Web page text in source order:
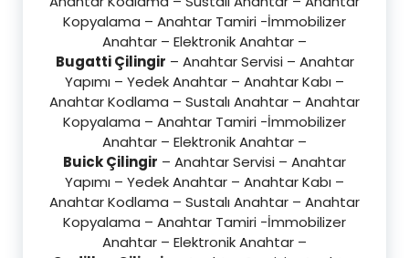
Kopyalama – Anahtar Tamiri -İmmobilizer
Anahtar – Elektronik Anahtar –
Bugatti Çilingir – Anahtar Servisi – Anahtar
Yapımı – Yedek Anahtar – Anahtar Kabı –
Anahtar Kodlama – Sustalı Anahtar – Anahtar
Kopyalama – Anahtar Tamiri -İmmobilizer
Anahtar – Elektronik Anahtar –
Buick Çilingir – Anahtar Servisi – Anahtar
Yapımı – Yedek Anahtar – Anahtar Kabı –
Anahtar Kodlama – Sustalı Anahtar – Anahtar
Kopyalama – Anahtar Tamiri -İmmobilizer
Anahtar – Elektronik Anahtar –